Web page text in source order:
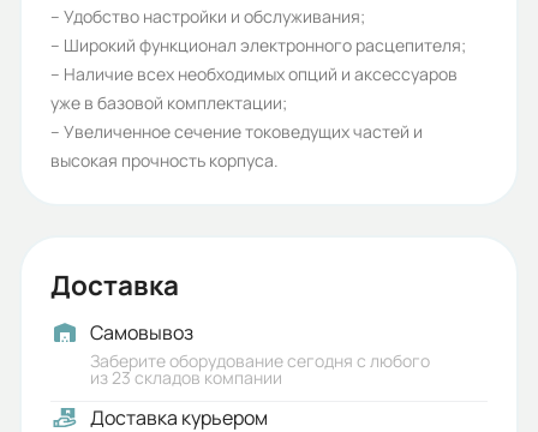
Номинальный ток (А):
1600
Номинальное время включения
(мс):
Время взвода мотором (сек):
10
Тип исполнения:
– Удобство настройки и обслуживания;
– Широкий функционал электронного расцепителя;
– Наличие всех необходимых опций и аксессуаров
уже в базовой комплектации;
– Увеличенное сечение токоведущих частей и
высокая прочность корпуса.
Доставка
Самовывоз
Заберите оборудование сегодня с любого
из 23 складов компании
Доставка курьером